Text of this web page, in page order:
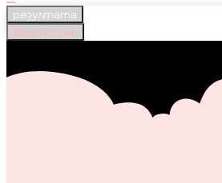
резултата
Виж всички